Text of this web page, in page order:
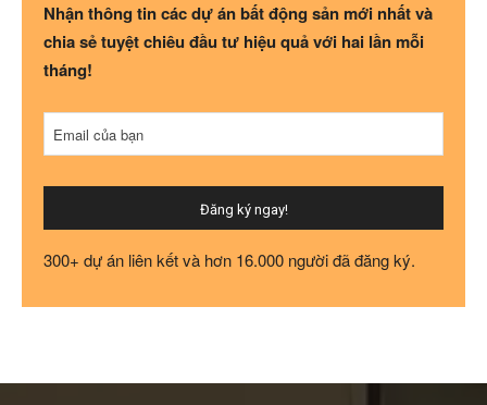
Nhận thông tin các dự án bất động sản mới nhất và
chia sẻ tuyệt chiêu đầu tư hiệu quả với hai lần mỗi
tháng!
Email của bạn
Đăng ký ngay!
Contact
300+ dự án liên kết và hơn 16.000 người đã đăng ký.